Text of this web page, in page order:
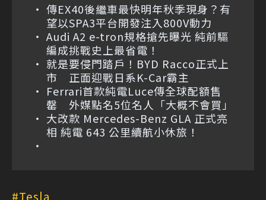
傳EX40後繼車最快明年秋季現身？有
望以SPA3平台開發注入800V動力
Audi A2 e-tron規格搶先曝光 純前驅
編成挑戰史上最省電！
就是要侵門踏戶！BYD Racco正式上
市 正面迎戰日系K-Car霸主
Ferrari首款純電Luce傳全球配額售
罄 外媒點名5位名人「大概不會買」
大改款 Mercedes-Benz GLA 正式亮
相 純電 643 公里續航小休旅！
Tesla